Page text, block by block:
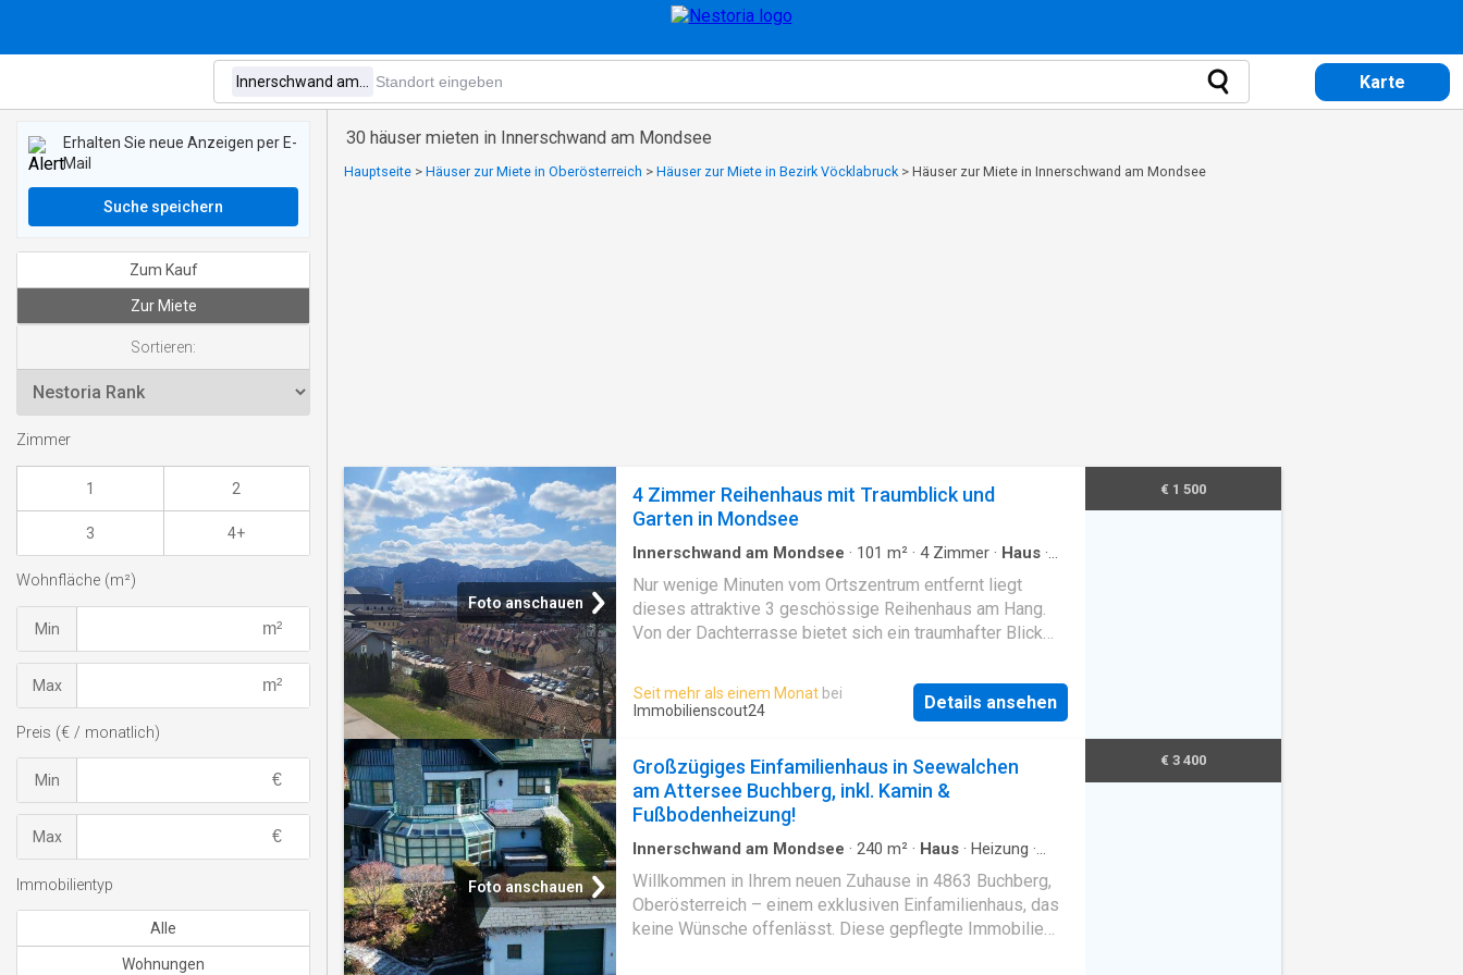
Karte
30 häuser mieten in Innerschwand am Mondsee
Hauptseite > Häuser zur Miete in Oberösterreich > Häuser zur Miete in Bezirk Vöcklabruck > Häuser zur Miete in Innerschwand am Mondsee
Foto anschauen
4 Zimmer Reihenhaus mit Traumblick und
Garten in Mondsee
Innerschwand am Mondsee · 101 m² · 4Zimmer · Haus ·
Nur wenige Minuten vom Ortszentrum entfernt liegt
dieses attraktive 3 geschössige Reihenhaus am Hang.
Von der Dachterrasse bietet sich ein traumhafter Blick
Entspannen ein. Auf 3 Etagen befinden sich 4 Zimmer und
2 Bäder. Abstellplatz für 2 PKW vorhanden
Seit mehr als einem Monat bei
Immobilienscout24
Details ansehen
€ 1 500
Foto anschauen
Großzügiges Einfamilienhaus in Seewalchen
am Attersee Buchberg, inkl. Kamin &
Fußbodenheizung!
Innerschwand am Mondsee · 240 m² · Haus · Heizung ·
Willkommen in Ihrem neuen Zuhause in 4863 Buchberg,
Oberösterreich – einem exklusiven Einfamilienhaus, das
keine Wünsche offenlässt. Diese gepflegte Immobilie
€ 3 400
Erhalten Sie neue Anzeigen per E-
Mail
Suche speichern
Zum Kauf
Zur Miete
Sortieren:
Zimmer
1 2
3 4+
Wohnfläche (m²)
Min
Max
Preis (€ / monatlich)
Min
Max
Immobilientyp
Alle
Wohnungen